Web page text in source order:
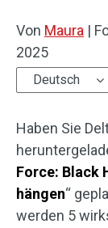
Von Maura |
2025
Deutsch
Haben Sie
Force: Black
hängen“
werden 5